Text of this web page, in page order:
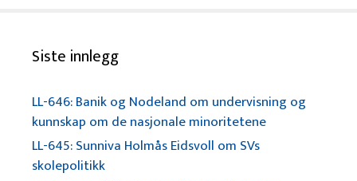
Siste innlegg
LL-646: Banik og Nodeland om undervisning og
kunnskap om de nasjonale minoritetene
LL-645: Sunniva Holmås Eidsvoll om SVs
skolepolitikk